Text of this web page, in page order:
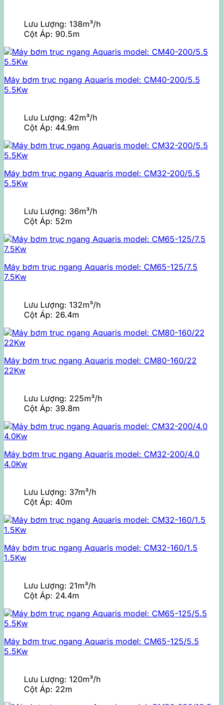
Lưu Lượng: 138m³/h
Cột Áp: 90.5m
Máy bơm trục ngang Aquaris model: CM40-200/5.5
5.5Kw
Lưu Lượng: 42m³/h
Cột Áp: 44.9m
Máy bơm trục ngang Aquaris model: CM32-200/5.5
5.5Kw
Lưu Lượng: 36m³/h
Cột Áp: 52m
Máy bơm trục ngang Aquaris model: CM65-125/7.5
7.5Kw
Lưu Lượng: 132m³/h
Cột Áp: 26.4m
Máy bơm trục ngang Aquaris model: CM80-160/22
22Kw
Lưu Lượng: 225m³/h
Cột Áp: 39.8m
Máy bơm trục ngang Aquaris model: CM32-200/4.0
4.0Kw
Lưu Lượng: 37m³/h
Cột Áp: 40m
Máy bơm trục ngang Aquaris model: CM32-160/1.5
1.5Kw
Lưu Lượng: 21m³/h
Cột Áp: 24.4m
Máy bơm trục ngang Aquaris model: CM65-125/5.5
5.5Kw
Lưu Lượng: 120m³/h
Cột Áp: 22m